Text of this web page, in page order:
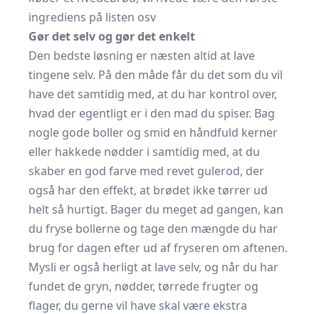
ingrediens på listen osv
Gør det selv og gør det enkelt
Den bedste løsning er næsten altid at lave
tingene selv. På den måde får du det som du vil
have det samtidig med, at du har kontrol over,
hvad der egentligt er i den mad du spiser. Bag
nogle gode boller og smid en håndfuld kerner
eller hakkede nødder i samtidig med, at du
skaber en god farve med revet gulerod, der
også har den effekt, at brødet ikke tørrer ud
helt så hurtigt. Bager du meget ad gangen, kan
du fryse bollerne og tage den mængde du har
brug for dagen efter ud af fryseren om aftenen.
Mysli er også herligt at lave selv, og når du har
fundet de gryn, nødder, tørrede frugter og
flager, du gerne vil have skal være ekstra